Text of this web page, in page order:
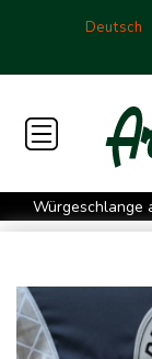
Deutsch
Würgeschlange
Unter Traktor
Sri Lanka setzt
Zuwächse in der